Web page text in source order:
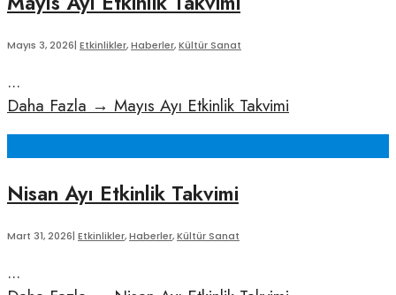
Mayıs 3, 2026| Etkinlikler,Haberler,Kültür Sanat
...
Daha Fazla → Mayıs Ayı Etkinlik Takvimi
Nisan Ayı Etkinlik Takvimi
Mart 31, 2026| Etkinlikler,Haberler,Kültür Sanat
...